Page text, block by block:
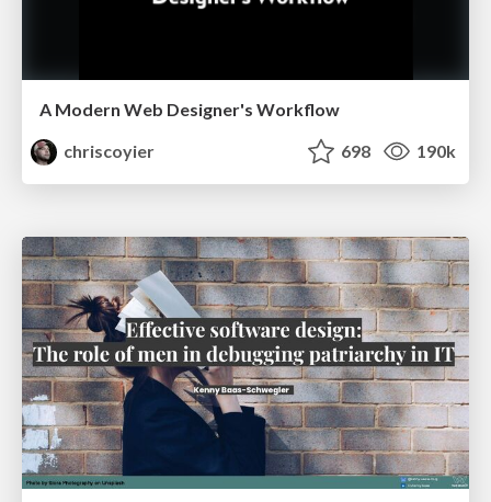
A Modern Web Designer's Workflow
chriscoyier
698 190k